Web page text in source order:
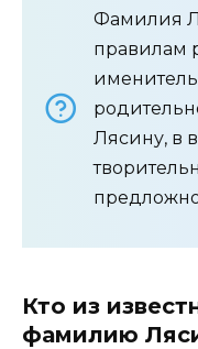
Фамилия
правилам
Лясину, в
Кто из
фамилию